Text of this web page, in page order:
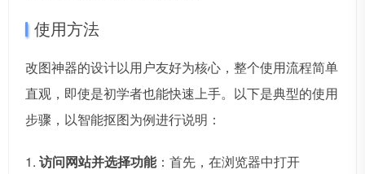
使用方法
改图神器的设计以用户友好为核心，整个使用流程简单
直观，即使是初学者也能快速上手。以下是典型的使用
步骤，以智能抠图为例进行说明：
1. 访问网站并选择功能：首先，在浏览器中打开